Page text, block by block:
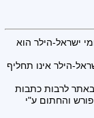
ישראל-הילר הוא
הילר אינו תחליף
לרבות כתבות
והחתום ע"י